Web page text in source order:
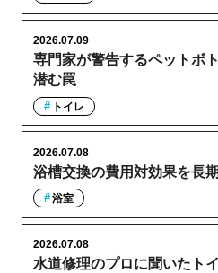
専門家が警告するペットボ
潜む罠
2026.07.09
トイレ
浴槽交換の費用対効果を長
2026.07.08
浴室
水道修理のプロに聞いたト
2026.07.08